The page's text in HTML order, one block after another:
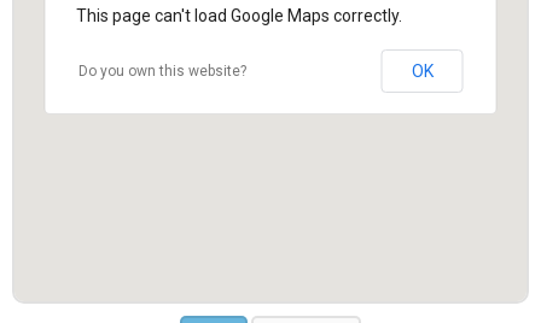
This page can't load Google Maps correctly.
Do you own this website? OK